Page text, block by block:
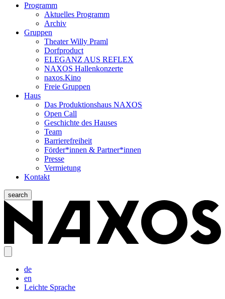
Programm
Aktuelles Programm
Archiv
Gruppen
Theater Willy Praml
Dorfproduct
ELEGANZ AUS REFLEX
NAXOS Hallenkonzerte
naxos.Kino
Freie Gruppen
Haus
Das Produktionshaus NAXOS
Open Call
Geschichte des Hauses
Team
Barrierefreiheit
Förder*innen & Partner*innen
Presse
Vermietung
Kontakt
search
de
en
Leichte Sprache